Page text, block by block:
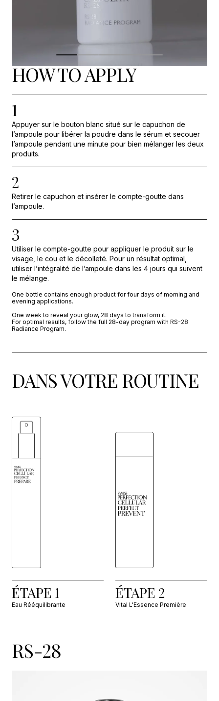
HOW TO APPLY
1
Appuyer sur le bouton blanc situé sur le capuchon de
l’ampoule pour libérer la poudre dans le sérum et secouer
l’ampoule pendant une minute pour bien mélanger les deux
produits.
2
Retirer le capuchon et insérer le compte-goutte dans
l’ampoule.
3
Utiliser le compte-goutte pour appliquer le produit sur le
visage, le cou et le décolleté. Pour un résultat optimal,
utiliser l’intégralité de l’ampoule dans les 4 jours qui suivent
le mélange.
One bottle contains enough product for four days of morning and
evening applications.
One week to reveal your glow, 28 days to transform it.
For optimal results, follow the full 28-day program with RS-28
Radiance Program.
DANS VOTRE ROUTINE
ÉTAPE 1
Eau Rééquilibrante
ÉTAPE 2
Vital L'Essence Première
RS-28